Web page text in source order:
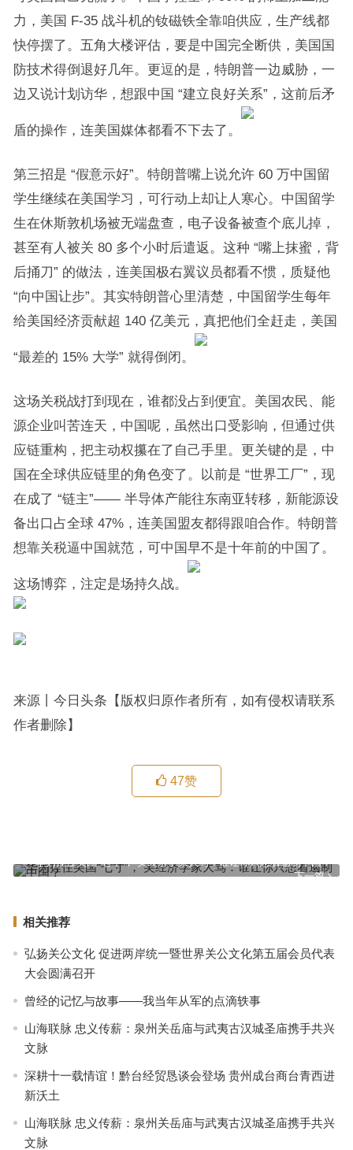
力，美国 F-35 战斗机的钕磁铁全靠咱供应，生产线都
快停摆了。五角大楼评估，要是中国完全断供，美国国
防技术得倒退好几年。更逗的是，特朗普一边威胁，一
边又说计划访华，想跟中国 “建立良好关系”，这前后矛
盾的操作，连美国媒体都看不下去了。
第三招是 “假意示好”。特朗普嘴上说允许 60 万中国留
学生继续在美国学习，可行动上却让人寒心。中国留学
生在休斯敦机场被无端盘查，电子设备被查个底儿掉，
甚至有人被关 80 多个小时后遣返。这种 “嘴上抹蜜，背
后捅刀” 的做法，连美国极右翼议员都看不惯，质疑他
“向中国让步”。其实特朗普心里清楚，中国留学生每年
给美国经济贡献超 140 亿美元，真把他们全赶走，美国
“最差的 15% 大学” 就得倒闭。
这场关税战打到现在，谁都没占到便宜。美国农民、能
源企业叫苦连天，中国呢，虽然出口受影响，但通过供
应链重构，把主动权攥在了自己手里。更关键的是，中
国在全球供应链里的角色变了。以前是 “世界工厂”，现
在成了 “链主”—— 半导体产能往东南亚转移，新能源设
备出口占全球 47%，连美国盟友都得跟咱合作。特朗普
想靠关税逼中国就范，可中国早不是十年前的中国了。
这场博弈，注定是场持久战。
来源丨今日头条【版权归原作者所有，如有侵权请联系
作者删除】
47赞
下一篇
华为捏住美国“七寸”， 美经济学家大骂：谁让你只想着遏制中国？
相关推荐
弘扬关公文化 促进两岸统一暨世界关公文化第五届会员代表
大会圆满召开
曾经的记忆与故事——我当年从军的点滴轶事
山海联脉 忠义传薪：泉州关岳庙与武夷古汉城圣庙携手共兴
文脉
深耕十一载情谊！黔台经贸恳谈会登场 贵州成台商台青西进
新沃土
山海联脉 忠义传薪：泉州关岳庙与武夷古汉城圣庙携手共兴
文脉